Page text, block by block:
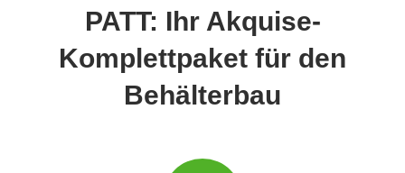
PATT: Ihr Akquise-
Komplettpaket für den
Behälterbau